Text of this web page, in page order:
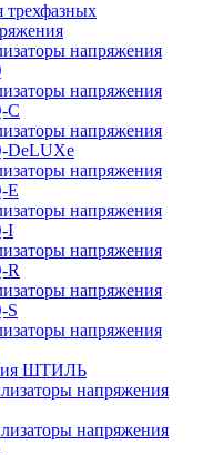
напряжения
напряжения
C
напряжения
DeLUXe
напряжения
E
напряжения
I
напряжения
R
напряжения
S
напряжения
ШТИЛЬ
напряжения
напряжения